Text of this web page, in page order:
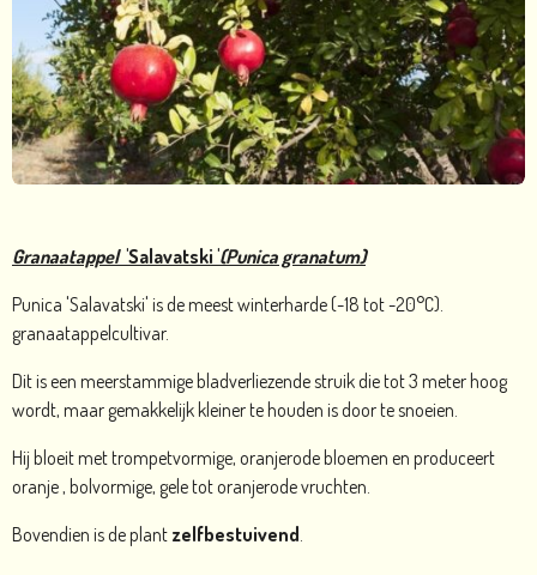
Granaatappel'Salavatski '(Punica granatum)
Punica 'Salavatski' is de meest winterharde (-18 tot -20°C).
granaatappelcultivar.
Dit is een meerstammige bladverliezende struik die tot 3 meter hoog
wordt, maar gemakkelijk kleiner te houden is door te snoeien.
Hij bloeit met trompetvormige, oranjerode bloemen en produceert
oranje , bolvormige, gele tot oranjerode vruchten.
Bovendien is de plant zelfbestuivend.